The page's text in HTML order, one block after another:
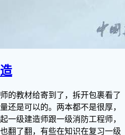
的教材给寄到了，拆开包裹看了
还是可以的。两本都不是很厚，
一级建造师跟一级消防工程师，
翻了翻，有些在知识在复习一级